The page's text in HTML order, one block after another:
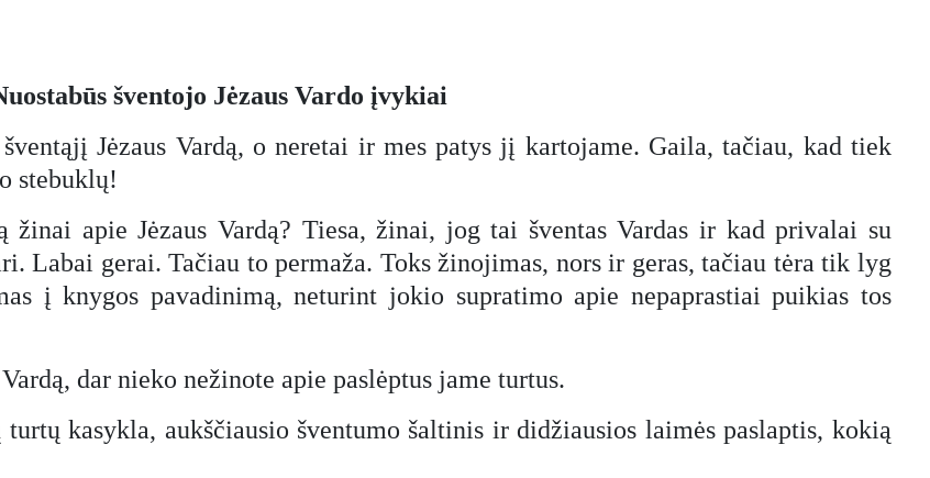
šventojo Jėzaus Vardo įvykiai
Jėzaus Vardą, o neretai ir mes patys jį kartojame. Gaila, tačiau, kad tiek
stebuklų!
žinai apie Jėzaus Vardą? Tiesa, žinai, jog tai šventas Vardas ir kad privalai su
Labai gerai. Tačiau to permaža. Toks žinojimas, nors ir geras, tačiau tėra tik lyg
į knygos pavadinimą, neturint jokio supratimo apie nepaprastiai puikias tos
dar nieko nežinote apie paslėptus jame turtus.
kasykla, aukščiausio šventumo šaltinis ir didžiausios laimės paslaptis, kokią